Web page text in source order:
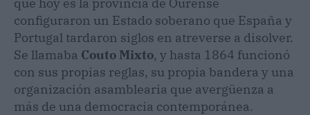
configuraron un Estado soberano que España y
Portugal tardaron siglos en atreverse a disolver.
Se llamaba Couto Mixto, y hasta 1864 funcionó
con sus propias reglas, su propia bandera y una
organización asamblearia que avergüenza a
más de una democracia contemporánea.